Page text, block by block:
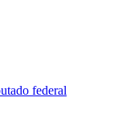
federal